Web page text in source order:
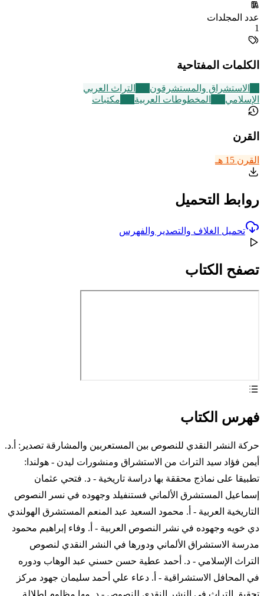
عدد المجلدات
1
الكلمات المفتاحية
الاستشراق والمستشرقون
التراث العربي
الإسلامي
المخطوطات العربية مكتبات
القرن
القرن 15 هـ
روابط التحميل
تحميل الغلاف والتصدير والفهرس
تصفح الكتاب
فهرس الكتاب
حركة النشر النقدي للنصوص بين المستعربين والمشارقة تصدير: أ.د.
أيمن فؤاد سيد التراث من الاستشراق ومنشورات ليدن - هولندا:
تطبيقا على نماذج محققة بها دراسة تاريخية - د. فتحي عثمان
إسماعيل المستشرق الألماني فستنفيلد وجهوده في نسر النصوص
التاريخية العربية - أ. محمود السعيد عبد المنعم المستشرق الهولندي
دي خويه وجهوده في نشر النصوص العربية - أ. وفاء إبراهيم محمود
مدرسة الاستشراق الألماني ودورها في النشر النقدي لنصوص
التراث الإسلامي - د. أحمد عطية حسن حسني عبد الوهاب ودوره
في المحافل الاستشراقية - أ. دعاء علي أحمد سليمان جهود مركز